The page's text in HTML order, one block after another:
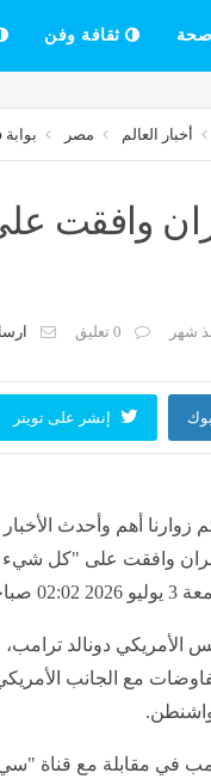
صحة ثقافة وفن
أخبار العالم مصر بوابة
وافقت
شهر 0 تعليق
إنشر على تويتر
أهم وأحدث الأخبار
وافقت على "كل شيء
02:02 صباحاً
الأمريكي دونالد
مع الجانب
في مقابلة مع قناة